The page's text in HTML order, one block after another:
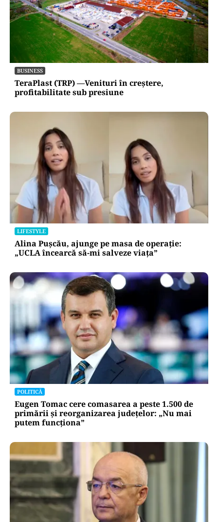
BUSINESS
TeraPlast (TRP) —Venituri în creștere,
profitabilitate sub presiune
LIFESTYLE
Alina Pușcău, ajunge pe masa de operație:
„UCLA încearcă să-mi salveze viața”
POLITICĂ
Eugen Tomac cere comasarea a peste 1.500 de
primării și reorganizarea județelor: „Nu mai
putem funcționa”